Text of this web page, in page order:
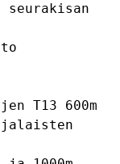
seurakisan
T13 600m